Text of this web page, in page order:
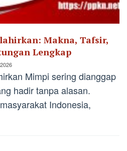
Makna, Tafsir,
Lengkap
Mimpi sering dianggap
hadir tanpa alasan.
Indonesia,